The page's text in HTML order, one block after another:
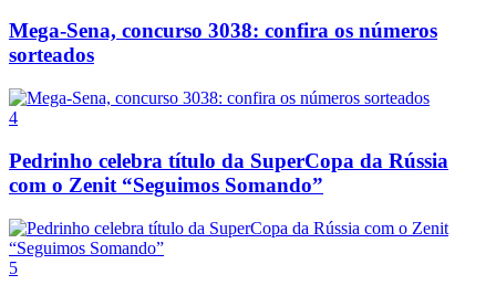
Mega-Sena, concurso 3038: confira os números
sorteados
4
Pedrinho celebra título da SuperCopa da Rússia
com o Zenit “Seguimos Somando”
5